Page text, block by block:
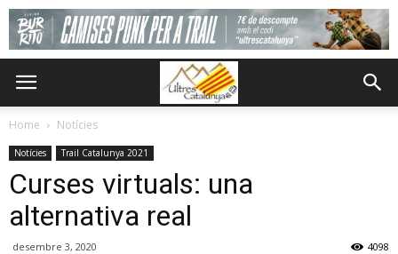
Home Notícies
Notícies Trail Catalunya 2021
Curses virtuals: una
alternativa real
desembre 3, 2020 4098